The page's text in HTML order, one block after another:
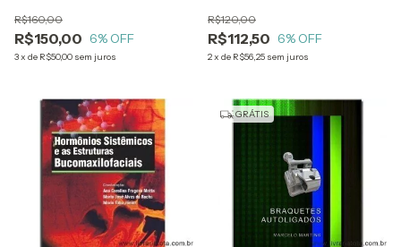
R$150,00
R$160,00
6% OFF
3x de R$50,00 sem juros
R$112,50
R$120,00
6% OFF
2x de R$56,25 sem juros
GRÁTIS